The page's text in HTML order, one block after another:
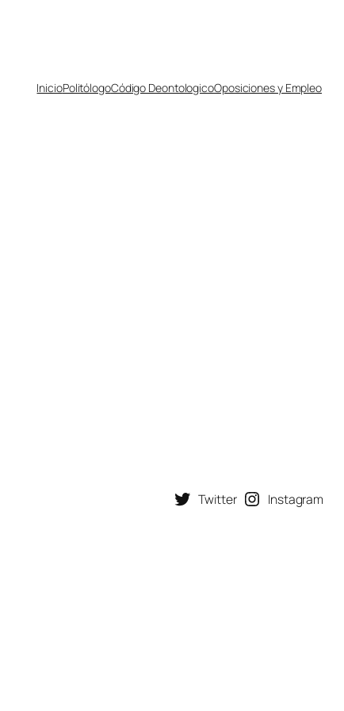
InicioPolitólogoCódigo DeontologicoOposiciones y Empleo
Twitter Instagram